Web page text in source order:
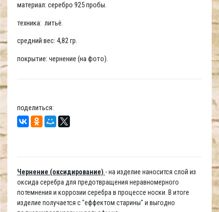
материал: серебро 925 пробы.
техника: литьё.
средний вес: 4,82 гр.
покрытие: чернение (на фото).
поделиться:
Чернение (оксидирование) - на изделие наносится слой из
оксида серебра для предотвращения неравномерного
потемнения и коррозии серебра в процессе носки. В итоге
изделие получается с "еффектом старины" и выгодно